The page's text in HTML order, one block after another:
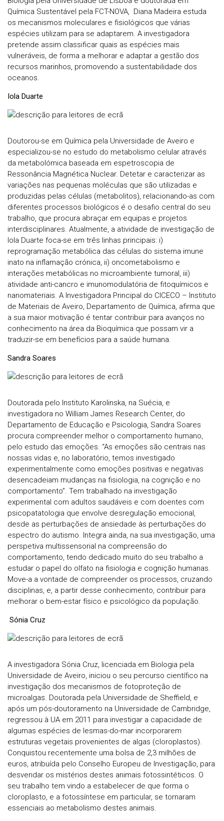
Química Sustentável pela FCT-NOVA, Diana Madeira estuda
os mecanismos moleculares e fisiológicos que várias
espécies utilizam para se adaptarem. A investigadora
pretende assim classificar quais as espécies mais
vulneráveis, de forma a melhorar e adaptar a gestão dos
recursos marinhos, promovendo a sustentabilidade dos
oceanos.
Iola Duarte
Doutorou-se em Química pela Universidade de Aveiro e
especializou-se no estudo do metabolismo celular através
da metabolómica baseada em espetroscopia de
Ressonância Magnética Nuclear. Detetar e caracterizar as
variações nas pequenas moléculas que são utilizadas e
produzidas pelas células (metabolitos), relacionando-as com
diferentes processos biológicos é o desafio central do seu
trabalho, que procura abraçar em equipas e projetos
interdisciplinares. Atualmente, a atividade de investigação de
Iola Duarte foca-se em três linhas principais: i)
reprogramação metabólica das células do sistema imune
inato na inflamação crónica, ii) oncometabolismo e
interações metabólicas no microambiente tumoral, iii)
atividade anti-cancro e imunomodulatória de fitoquímicos e
nanomateriais. A Investigadora Principal do CICECO – Instituto
de Materiais de Aveiro, Departamento de Química, afirma que
a sua maior motivação é tentar contribuir para avanços no
conhecimento na área da Bioquímica que possam vir a
traduzir-se em benefícios para a saúde humana.
Sandra Soares
Doutorada pelo Instituto Karolinska, na Suécia, e
investigadora no William James Research Center, do
Departamento de Educação e Psicologia, Sandra Soares
procura compreender melhor o comportamento humano,
pelo estudo das emoções. “As emoções são centrais nas
nossas vidas e, no laboratório, temos investigado
experimentalmente como emoções positivas e negativas
desencadeiam mudanças na fisiologia, na cognição e no
comportamento”. Tem trabalhado na investigação
experimental com adultos saudáveis e com doentes com
psicopatatologia que envolve desregulação emocional,
desde as perturbações de ansiedade às perturbações do
espectro do autismo. Integra ainda, na sua investigação, uma
perspetiva multissensorial na compreensão do
comportamento, tendo dedicado muito do seu trabalho a
estudar o papel do olfato na fisiologia e cognição humanas.
Move-a a vontade de compreender os processos, cruzando
disciplinas, e, a partir desse conhecimento, contribuir para
melhorar o bem-estar físico e psicológico da população.
Sónia Cruz
A investigadora Sónia Cruz, licenciada em Biologia pela
Universidade de Aveiro, iniciou o seu percurso científico na
investigação dos mecanismos de fotoproteção de
microalgas. Doutorada pela Universidade de Sheffield, e
após um pós-doutoramento na Universidade de Cambridge,
regressou à UA em 2011 para investigar a capacidade de
algumas espécies de lesmas-do-mar incorporarem
estruturas vegetais provenientes de algas (cloroplastos).
Conquistou recentemente uma bolsa de 2,3 milhões de
euros, atribuída pelo Conselho Europeu de Investigação, para
desvendar os mistérios destes animais fotossintéticos. O
seu trabalho tem vindo a estabelecer de que forma o
cloroplasto, e a fotossíntese em particular, se tornaram
essenciais ao metabolismo destes animais.